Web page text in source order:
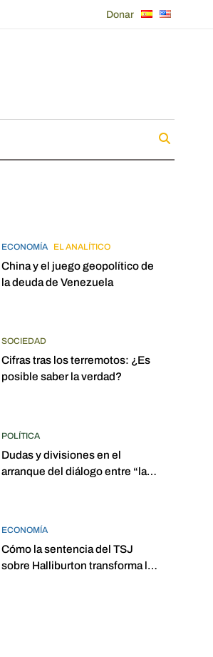
Donar
ECONOMÍA EL ANALÍTICO
China y el juego geopolítico de
la deuda de Venezuela
SOCIEDAD
Cifras tras los terremotos: ¿Es
posible saber la verdad?
POLÍTICA
Dudas y divisiones en el
arranque del diálogo entre “las
ECONOMÍA
Cómo la sentencia del TSJ
sobre Halliburton transforma la